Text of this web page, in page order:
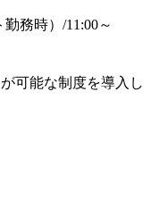
務時）/11:00～
可能な制度を導入し